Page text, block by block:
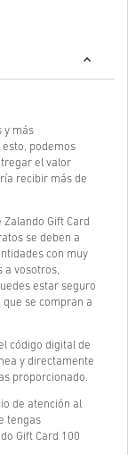
y más
podemos
el valor
recibir más de
Gift Card
se deben a
con muy
a vosotros,
estar seguro
se compran a
código digital de
y directamente
proporcionado.
de atención al
tengas
Gift Card 100